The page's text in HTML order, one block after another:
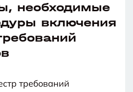
необходимые
включения
требований